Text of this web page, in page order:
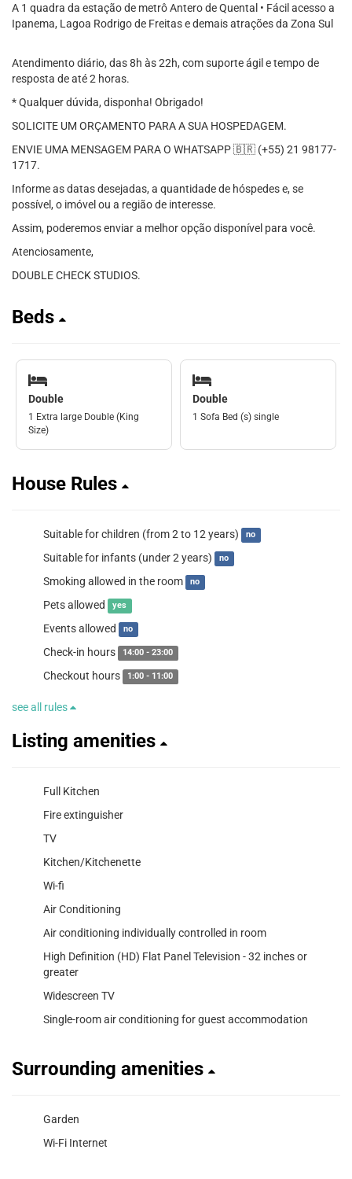
A 1 quadra da estação de metrô Antero de Quental • Fácil acesso a
Ipanema, Lagoa Rodrigo de Freitas e demais atrações da Zona Sul
Atendimento diário, das 8h às 22h, com suporte ágil e tempo de
resposta de até 2 horas.
* Qualquer dúvida, disponha! Obrigado!
SOLICITE UM ORÇAMENTO PARA A SUA HOSPEDAGEM.
ENVIE UMA MENSAGEM PARA O WHATSAPP 🇧🇷 (+55) 21 98177-
1717.
Informe as datas desejadas, a quantidade de hóspedes e, se
possível, o imóvel ou a região de interesse.
Assim, poderemos enviar a melhor opção disponível para você.
Atenciosamente,
DOUBLE CHECK STUDIOS.
Beds
Double
1 Extra large Double (King
Size)
Double
1 Sofa Bed (s) single
House Rules
Suitable for children (from 2 to 12 years) no
Suitable for infants (under 2 years) no
Smoking allowed in the room no
Pets allowed yes
Events allowed no
Check-in hours 14:00 - 23:00
Checkout hours 1:00 - 11:00
see all rules
Listing amenities
Full Kitchen
Fire extinguisher
TV
Kitchen/Kitchenette
Wi-fi
Air Conditioning
Air conditioning individually controlled in room
High Definition (HD) Flat Panel Television - 32 inches or
greater
Widescreen TV
Single-room air conditioning for guest accommodation
Surrounding amenities
Garden
Wi-Fi Internet